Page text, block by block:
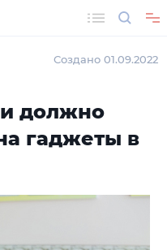
Создано 01.09.2022
должно
гаджеты в